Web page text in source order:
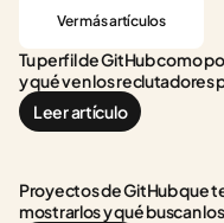
Ver más artículos
Tu perfil de GitHub como
y qué ven los reclutadores
Leer artículo
Proyectos de GitHub que
mostrarlos y qué buscan